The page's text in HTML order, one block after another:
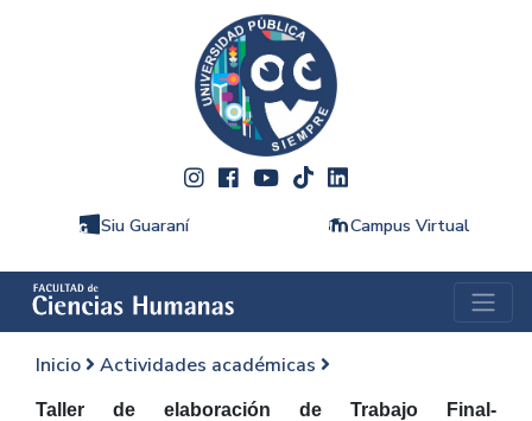
Siu Guaraní Campus Virtual
Inicio Actividades académicas
Taller de elaboración de Trabajo Final-